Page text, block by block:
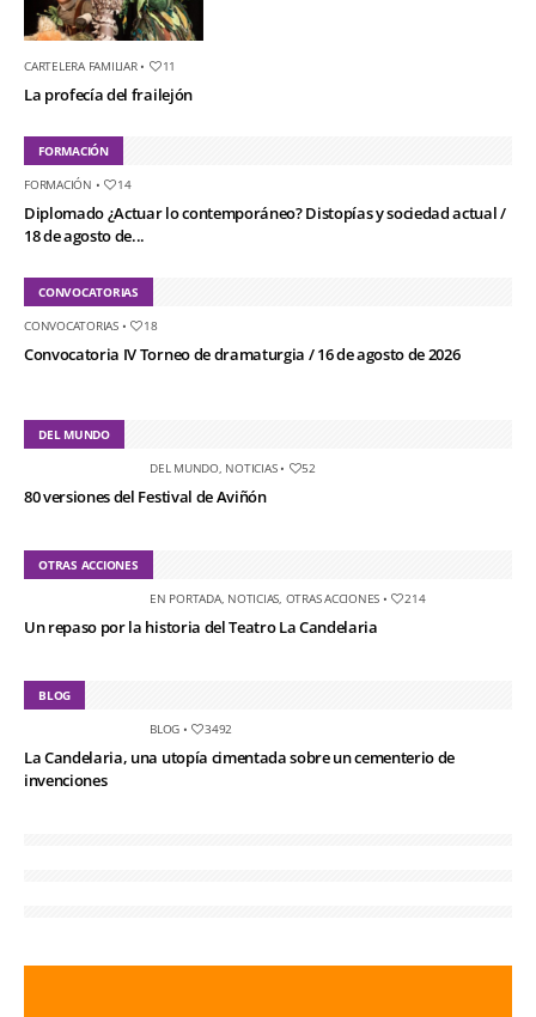
CARTELERA FAMILIAR• 11
La profecía del frailejón
FORMACIÓN
FORMACIÓN • 14
Diplomado ¿Actuar lo contemporáneo? Distopías y sociedad actual /
18 de agosto de...
CONVOCATORIAS
CONVOCATORIAS• 18
Convocatoria IV Torneo de dramaturgia / 16 de agosto de 2026
DEL MUNDO
DEL MUNDO, NOTICIAS• 52
80 versiones del Festival de Aviñón
OTRAS ACCIONES
EN PORTADA, NOTICIAS OTRAS ACCIONES • 214
Un repaso por la historia del Teatro La Candelaria
BLOG
BLOG • 3492
La Candelaria, una utopía cimentada sobre un cementerio de
invenciones